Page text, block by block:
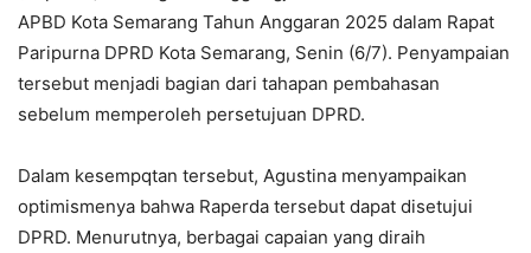
APBD Kota Semarang Tahun Anggaran 2025 dalam Rapat
Paripurna DPRD Kota Semarang, Senin (6/7). Penyampaian
tersebut menjadi bagian dari tahapan pembahasan
sebelum memperoleh persetujuan DPRD.
Dalam kesempqtan tersebut, Agustina menyampaikan
optimismenya bahwa Raperda tersebut dapat disetujui
DPRD. Menurutnya, berbagai capaian yang diraih